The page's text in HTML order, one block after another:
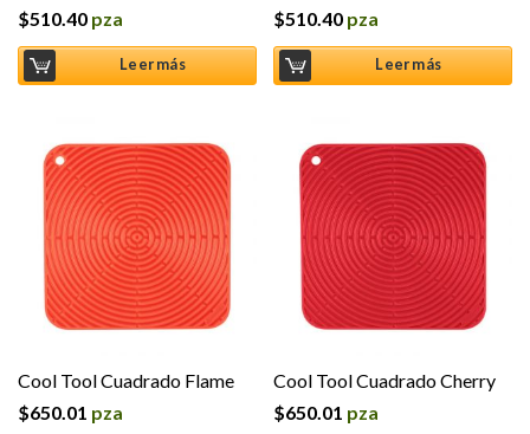
$510.40 pza
Leer más
$510.40 pza
Leer más
Cool Tool Cuadrado Flame
$650.01 pza
Cool Tool Cuadrado Cherry
$650.01 pza